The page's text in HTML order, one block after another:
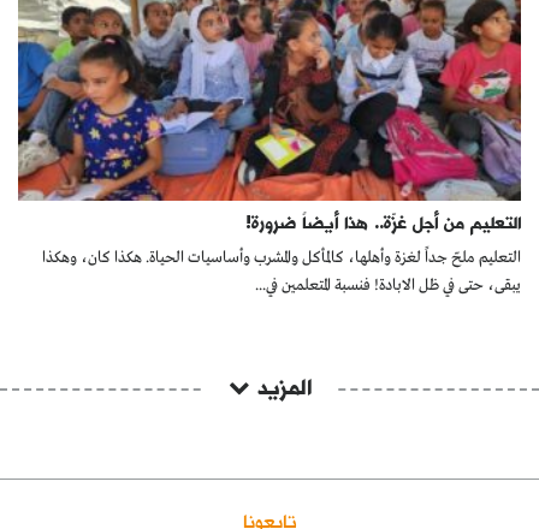
التعليم من أجل غزّة.. هذا أيضاً ضرورة!
التعليم ملحّ جداً لغزة وأهلها، كالمأكل والمشرب وأساسيات الحياة. هكذا كان، وهكذا
يبقى، حتى في ظل الابادة! فنسبة المتعلمين في...
المزيد
تابعونا